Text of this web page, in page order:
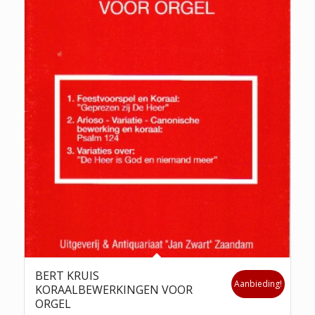
BERT KRUIS
KORAALBEWERKINGEN VOOR
ORGEL
Aanbieding!